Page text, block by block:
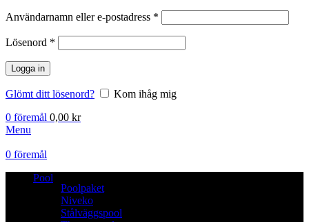
Användarnamn eller e-postadress *
Lösenord *
Logga in
Glömt ditt lösenord?
Kom ihåg mig
0 föremål 0,00 kr
Menu
0 föremål
Pool
Poolpaket
Niveko
Stålväggspool